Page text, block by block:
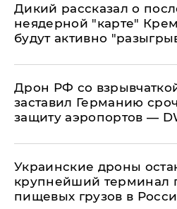
Дикий рассказал о
неядерной "карте"
будут активно
​Дрон РФ со
заставил Германию
защиту аэропортов —
Украинские дроны
крупнейший терминал
пищевых грузов в